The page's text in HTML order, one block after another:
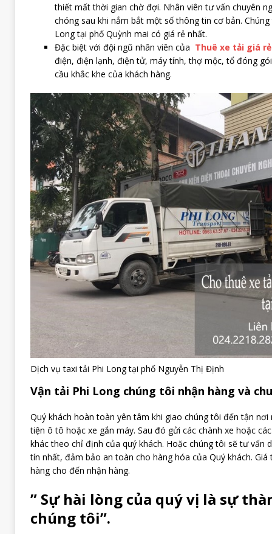
thiết mất thời gian chờ đợi. Nhân viên tư vấn chuyên
chóng sau khi nắm bắt một số thông tin cơ bản.
Long tại phố Quỳnh mai có giá rẻ nhất.
Đặc biệt với đội ngũ nhân viên của Thuê xe tải giá rẻ
điện, điện lạnh, điện tử, máy tính, thợ mộc, tổ đóng
cầu khắc khe của khách hàng.
Dịch vụ taxi tải Phi Long tại phố Nguyễn Thị Định
Vận tải Phi Long chúng tôi nhận hàng và
Quý khách hoàn toàn yên tâm khi giao chúng tôi đến tận nơi
tiện ô tô hoặc xe gắn máy. Sau đó gửi các chành xe hoặc
khác theo chỉ định của quý khách. Hoặc chúng tôi sẽ tư vấn
tín nhất, đảm bảo an toàn cho hàng hóa của Quý khách.
hàng cho đến nhận hàng.
” Sự hài lòng của quý vị là sự
chúng tôi”.